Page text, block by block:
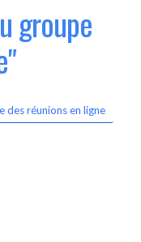
groupe
des réunions en ligne